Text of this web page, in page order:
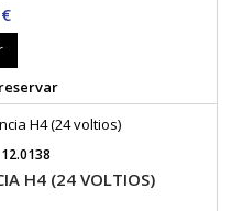
12.0138
H4 (24 VOLTIOS)